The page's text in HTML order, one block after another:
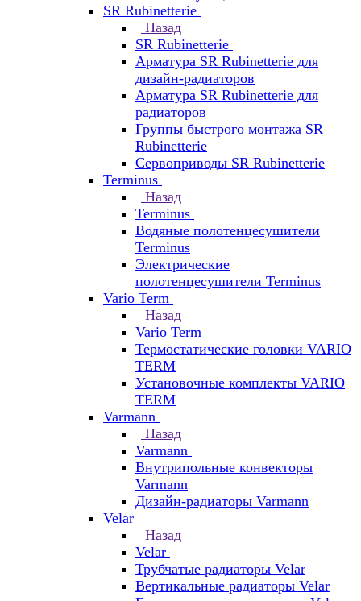
SR Rubinetterie
Назад
SR Rubinetterie
Арматура SR Rubinetterie для
дизайн-радиаторов
Арматура SR Rubinetterie для
радиаторов
Группы быстрого монтажа SR
Rubinetterie
Сервоприводы SR Rubinetterie
Terminus
Назад
Terminus
Водяные полотенцесушители
Terminus
Электрические
полотенцесушители Terminus
Vario Term
Назад
Vario Term
Термостатические головки VARIO
TERM
Установочные комплекты VARIO
TERM
Varmann
Назад
Varmann
Внутрипольные конвекторы
Varmann
Дизайн-радиаторы Varmann
Velar
Назад
Velar
Трубчатые радиаторы Velar
Вертикальные радиаторы Velar